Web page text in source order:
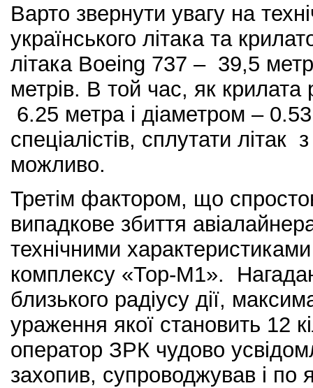
Варто звернути увагу на
українського літака та
літака Boeing 737 – 39,5
метрів. В той час, як
6.25 метра і діаметром –
спеціалістів, сплутати
можливо.
Третім фактором, що
випадкове збиття
технічними характеристиками
комплексу «Тор-М1».
близького радіусу дії,
ураження якої становить 12
оператор ЗРК чудово
захопив, супроводжував і по